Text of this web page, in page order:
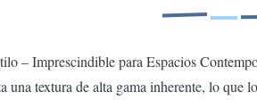
– Imprescindible para Espacios
una textura de alta gama inherente, lo que